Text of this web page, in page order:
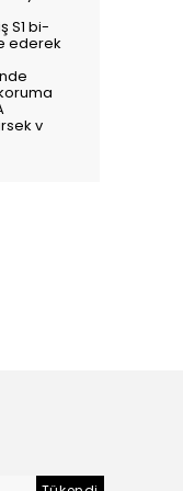
S1 bi-
ederek
v